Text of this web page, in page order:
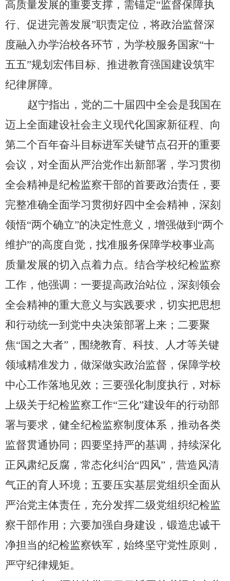
高质量发展的重要支撑，需锚定“监督保障执
行、促进完善发展”职责定位，将政治监督深
度融入办学治校各环节，为学校服务国家“十
五五”规划宏伟目标、推进教育强国建设筑牢
纪律屏障。
赵宁指出，党的二十届四中全会是我国在
迈上全面建设社会主义现代化国家新征程、向
第二个百年奋斗目标进军关键节点召开的重要
会议，对全面从严治党作出新部署，学习贯彻
全会精神是纪检监察干部的首要政治责任，要
完整准确全面学习贯彻好四中全会精神，深刻
领悟“两个确立”的决定性意义，增强做到“两个
维护”的高度自觉，找准服务保障学校事业高
质量发展的切入点着力点。结合学校纪检监察
工作，他强调：一要提高政治站位，深刻领会
全会精神的重大意义与实践要求，切实把思想
和行动统一到党中央决策部署上来；二要聚
焦“国之大者”，围绕教育、科技、人才等关键
领域精准发力，做深做实政治监督，保障学校
中心工作落地见效；三要强化制度执行，对标
上级关于纪检监察工作“三化”建设年的行动部
署与要求，健全纪检监察制度体系，推动各类
监督贯通协同；四要坚持严的基调，持续深化
正风肃纪反腐，常态化纠治“四风”，营造风清
气正的育人环境；五要压实基层党组织全面从
严治党主体责任，充分发挥二级党组织纪检监
察干部作用；六要加强自身建设，锻造忠诚干
净担当的纪检监察铁军，始终坚守党性原则，
严守纪律规矩。